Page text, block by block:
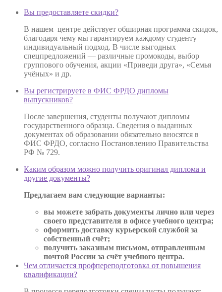
Вы предоставляете скидки?
В нашем центре действует обширная программа скидок,
благодаря чему мы гарантируем каждому студенту
индивидуальный подход. В числе выгодных
спецпредложений — различные промокоды, выбор
группового обучения, акции «Приведи друга», «Семья
учёных» и др.
Вы регистрируете в ФИС ФРДО дипломы
выпускников?
После завершения, студенты получают дипломы
государственного образца. Сведения о выданных
документах об образовании обязательно вносятся в
ФИС ФРДО, согласно Постановлению Правительства
РФ № 729.
Каким образом можно получить оригинал диплома и
другие документы?
Предлагаем вам следующие варианты:
вы можете забрать документы лично или через
своего представителя в офисе учебного центра;
оформить доставку курьерской службой за
собственный счёт;
получить заказным письмом, отправленным
почтой России за счёт учебного центра.
Чем отличается профпереподготовка от повышения
квалификации?